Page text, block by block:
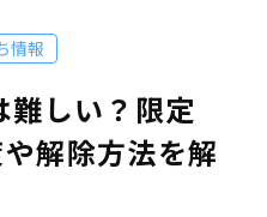
情報
難しい？限定
解除方法を解